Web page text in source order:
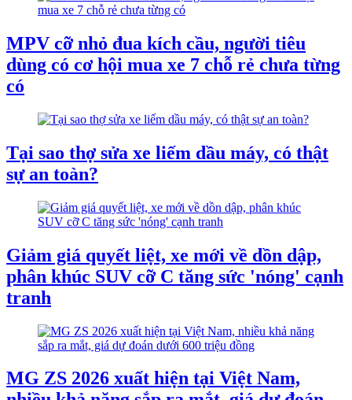
MPV cỡ nhỏ đua kích cầu, người tiêu
dùng có cơ hội mua xe 7 chỗ rẻ chưa từng
có
Tại sao thợ sửa xe liếm dầu máy, có thật
sự an toàn?
Giảm giá quyết liệt, xe mới về dồn dập,
phân khúc SUV cỡ C tăng sức 'nóng' cạnh
tranh
MG ZS 2026 xuất hiện tại Việt Nam,